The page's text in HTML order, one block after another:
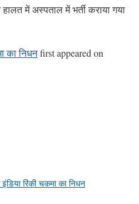
में अस्पताल में भर्ती कराया गया
का निधनfirst appeared on
इंडिया रिंकी चकमा का निधन